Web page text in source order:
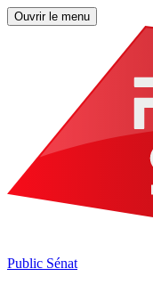
Ouvrir le menu
Public Sénat